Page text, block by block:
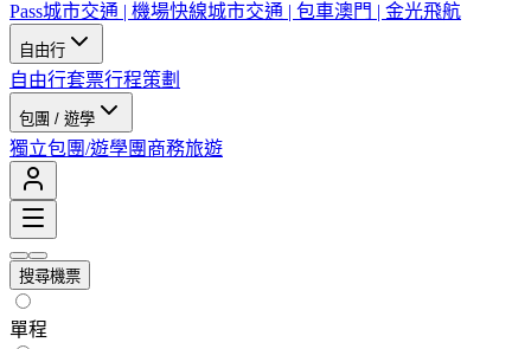
Pass城市交通 | 機場快線城市交通 | 包車澳門 | 金光飛航
自由行
自由行套票行程策劃
包團 / 遊學
獨立包團/遊學團 商務旅遊
搜尋機票
單程